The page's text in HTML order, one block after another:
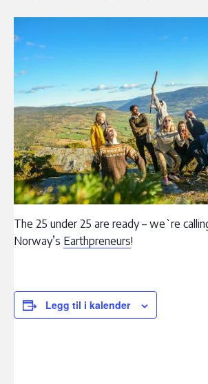
The 25 under 25 are ready – we`re
Norway’s Earthpreneurs!
Legg til i kalender